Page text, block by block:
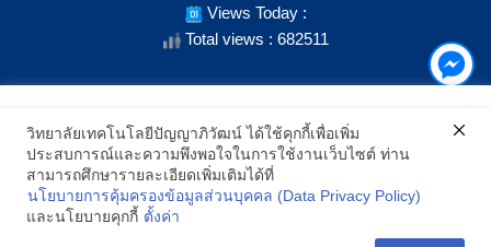
Views Today :
Total views : 682511
SHOW LOCATION ON MAP
2021 All Rights Reserved © Panyapiwat Learning Center | Privacy
เราใช้คุกกี้เพื่อเพิ่มประสิทธิภาพ และประสบการณ์ที่ดีในการใช้งาน
เว็บไซต์ เมื่อคุณกดยอมรับเราจะสามารถเลือกแสดงสิ่งที่น่าสนใจสำหรับ
คุณได้โดยเฉพาะ และหากคุณต้องการเปลี่ยนการตั้งค่าของคุกกี้
สามารถเลือกตั้งค่าความยินยอมการใช้คุกกี้ได้ โดยคลิก "การตั้งค่า"
อ่านนโยบายคุกกี้เพิ่มเติม
วิทยาลัยเทคโนโลยีปัญญาภิวัฒน์ ได้ใช้คุกกี้เพื่อเพิ่ม
ประสบการณ์และความพึงพอใจในการใช้งานเว็บไซต์ ท่าน
สามารถศึกษารายละเอียดเพิ่มเติมได้ที่
นโยบายการคุ้มครองข้อมูลส่วนบุคคล (Data Privacy Policy)
และนโยบายคุกกี้ ตั้งค่า